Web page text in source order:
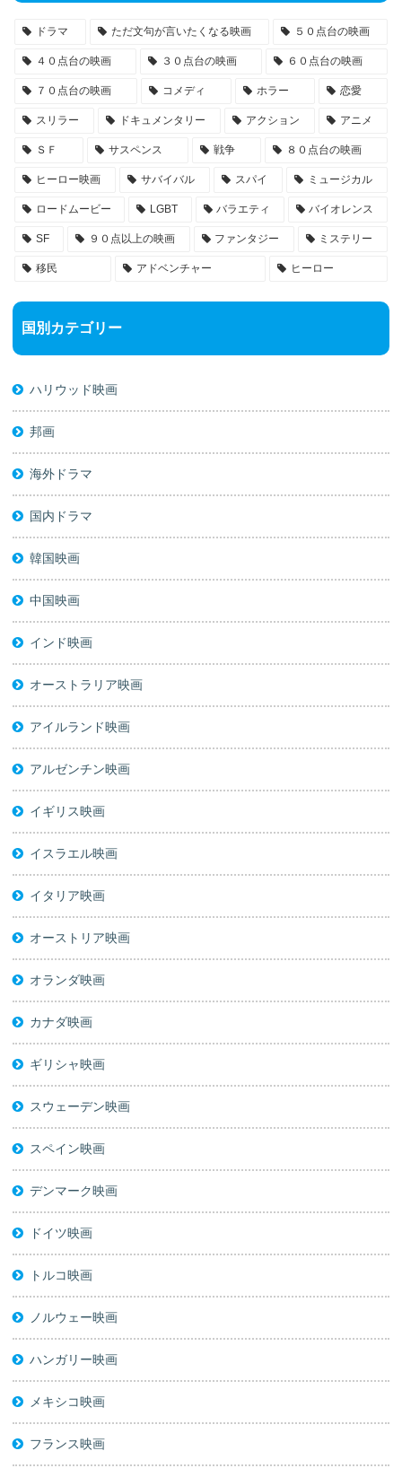
ドラマ ただ文句が言いたくなる映画 ５０点台の映画
４０点台の映画 ３０点台の映画 ６０点台の映画
７０点台の映画 コメディ ホラー 恋愛
スリラー ドキュメンタリー アクション アニメ
ＳＦ サスペンス 戦争 ８０点台の映画
ヒーロー映画 サバイバル スパイ ミュージカル
ロードムービー LGBT バラエティ バイオレンス
SF ９０点以上の映画 ファンタジー ミステリー
移民 アドベンチャー ヒーロー
国別カテゴリー
ハリウッド映画
邦画
海外ドラマ
国内ドラマ
韓国映画
中国映画
インド映画
オーストラリア映画
アイルランド映画
アルゼンチン映画
イギリス映画
イスラエル映画
イタリア映画
オーストリア映画
オランダ映画
カナダ映画
ギリシャ映画
スウェーデン映画
スペイン映画
デンマーク映画
ドイツ映画
トルコ映画
ノルウェー映画
ハンガリー映画
メキシコ映画
フランス映画